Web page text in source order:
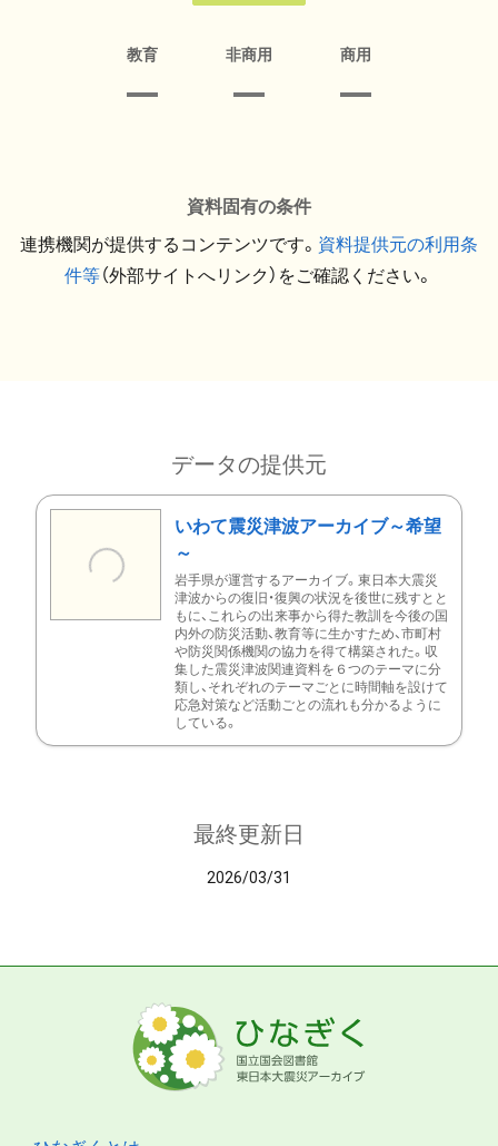
教育 非商用 商用
資料固有の条件
連携機関が提供するコンテンツです。 資料提供元の利用条
件等（外部サイトへリンク）をご確認ください。
データの提供元
いわて震災津波アーカイブ～希望
～
岩手県が運営するアーカイブ。東日本大震災
津波からの復旧・復興の状況を後世に残すとと
もに、これらの出来事から得た教訓を今後の国
内外の防災活動、教育等に生かすため、市町村
や防災関係機関の協力を得て構築された。収
集した震災津波関連資料を６つのテーマに分
類し、それぞれのテーマごとに時間軸を設けて
応急対策など活動ごとの流れも分かるように
している。
最終更新日
2026/03/31